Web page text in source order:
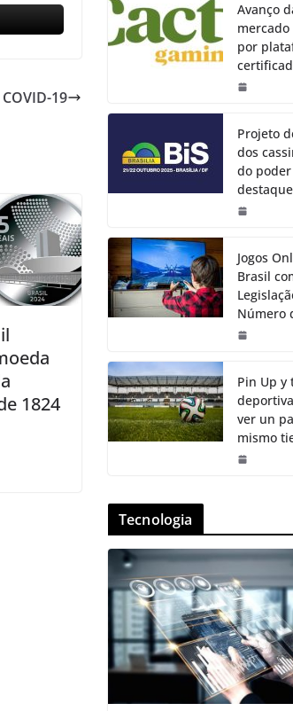
19
1824
Avanço
por
Projeto
dos
do
Jogos
Brasil
Número
Pin Up y
ver un
mismo
Tecnologia